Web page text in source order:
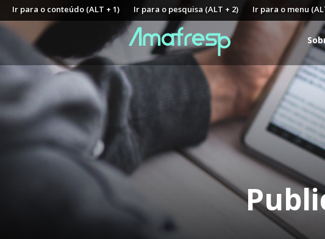
Ir para o conteúdo (ALT + 1) Ir para o pesquisa (ALT + 2) Ir para o menu